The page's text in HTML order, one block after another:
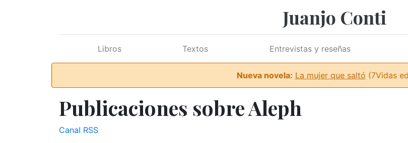
Juanjo Conti
Libros Textos Entrevistas y reseñas
Nueva novela: La mujer que saltó (7Vidas
Publicaciones sobre Aleph
Canal RSS